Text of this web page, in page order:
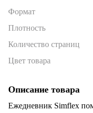
Формат
Плотность
Количество страниц
Цвет товара
Описание товара
Ежедневник Simflex